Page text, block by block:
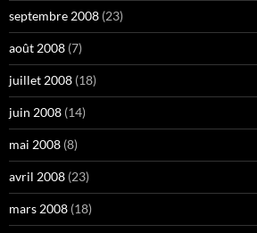
septembre 2008 (23)
août 2008 (7)
juillet 2008 (18)
juin 2008 (14)
mai 2008 (8)
avril 2008 (23)
mars 2008 (18)